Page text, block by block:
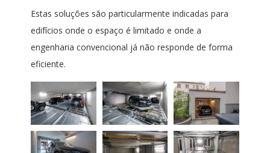
Estas soluções são particularmente indicadas para
edifícios onde o espaço é limitado e onde a
engenharia convencional já não responde de forma
eficiente.